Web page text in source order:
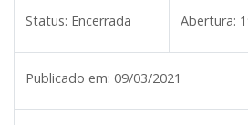
Status: Encerrada Abertura:
Publicado em: 09/03/2021